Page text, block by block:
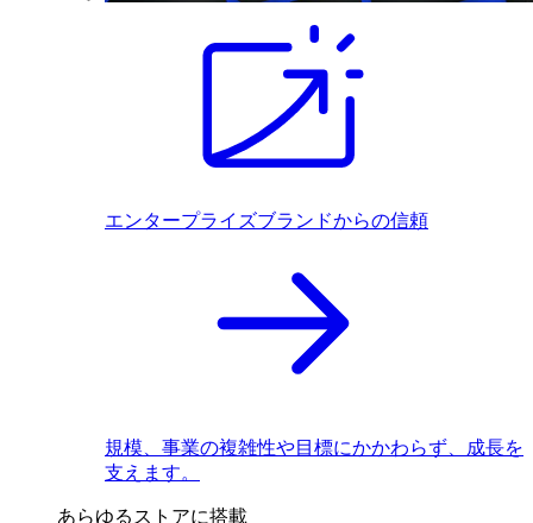
エンタープライズブランドからの信頼
規模、事業の複雑性や目標にかかわらず、成長を
支えます。
あらゆるストアに搭載